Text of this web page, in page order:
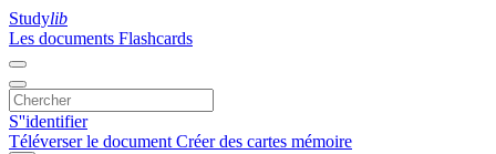
Studylib
Les documents Flashcards
S''identifier
Téléverser le document Créer des cartes mémoire